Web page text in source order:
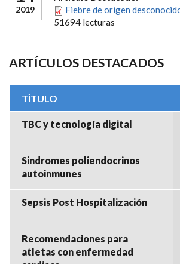
2019
Fiebre de origen
51694 lecturas
ARTÍCULOS DESTACADOS
TÍTULO
TBC y tecnología digital
Sindromes poliendocrinos
autoinmunes
Sepsis Post Hospitalización
Recomendaciones para
atletas con enfermedad